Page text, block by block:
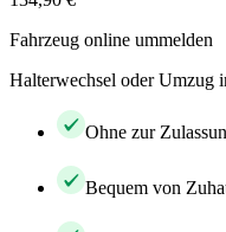
Fahrzeug online ummelden
Halterwechsel oder Umzug
Ohne zur
Bequem von